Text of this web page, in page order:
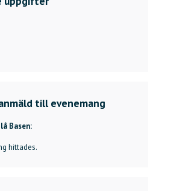
till evenemang
Basen:
hittades.